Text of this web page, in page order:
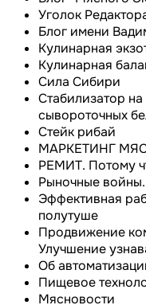
Уголок
Блог имени
Кулинарная
Кулинарная
Сила Сибири
Cтабилизатор
сывороточных
Стейк рибай
МАРКЕТИНГ
РЕМИТ. Потому
Рыночные войны.
Эффективная
полутуше
Продвижение
Улучшение
Об
Пищевое
Мясновости